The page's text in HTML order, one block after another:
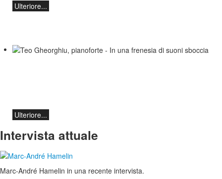
Ulteriore...
Ulteriore...
Intervista attuale
Marc-André Hamelin in una recente intervista.